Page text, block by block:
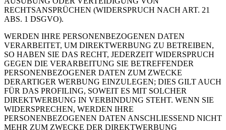
RECHTSANSPRÜCHEN (WIDERSPRUCH NACH ART. 21
ABS. 1 DSGVO).
WERDEN IHRE PERSONENBEZOGENEN DATEN
VERARBEITET, UM DIREKTWERBUNG ZU BETREIBEN,
SO HABEN SIE DAS RECHT, JEDERZEIT WIDERSPRUCH
GEGEN DIE VERARBEITUNG SIE BETREFFENDER
PERSONENBEZOGENER DATEN ZUM ZWECKE
DERARTIGER WERBUNG EINZULEGEN; DIES GILT AUCH
FÜR DAS PROFILING, SOWEIT ES MIT SOLCHER
DIREKTWERBUNG IN VERBINDUNG STEHT. WENN SIE
WIDERSPRECHEN, WERDEN IHRE
PERSONENBEZOGENEN DATEN ANSCHLIESSEND NICHT
MEHR ZUM ZWECKE DER DIREKTWERBUNG